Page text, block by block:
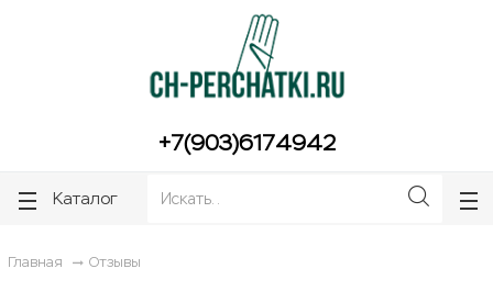
+7(903)6174942
Каталог
Главная Отзывы